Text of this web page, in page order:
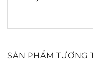
SẢN PHẨM TƯƠNG